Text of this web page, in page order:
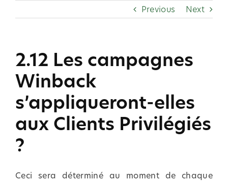
Previous Next
2.12 Les campagnes
Winback
s’appliqueront-elles
aux Clients Privilégiés
?
Ceci sera déterminé au moment de chaque